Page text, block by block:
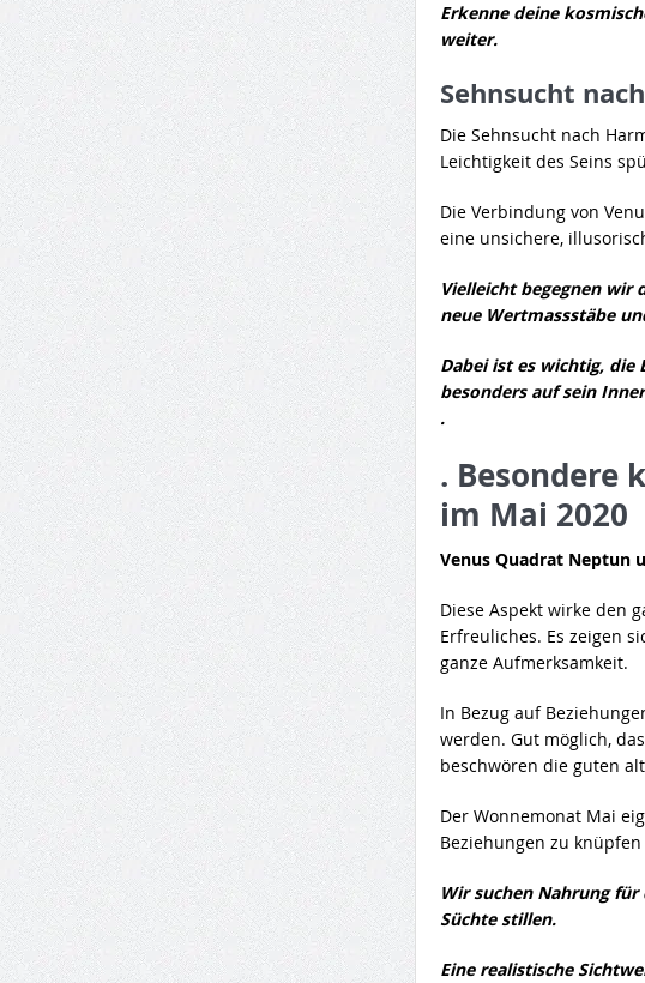
Erkenne deine
weiter.
Sehnsucht
Die Sehnsucht nach
Leichtigkeit des Seins
Die Verbindung von
eine unsichere,
Vielleicht begegnen wir
neue Wertmassstäbe
Dabei ist es wichtig,
besonders auf sein
.
. Besondere
im Mai 2020
Venus Quadrat Neptun
Diese Aspekt wirke den
Erfreuliches. Es zeigen
ganze Aufmerksamkeit.
In Bezug auf
werden. Gut möglich,
beschwören die guten
Der Wonnemonat Mai
Beziehungen zu
Wir suchen Nahrung
Süchte stillen.
Eine realistische